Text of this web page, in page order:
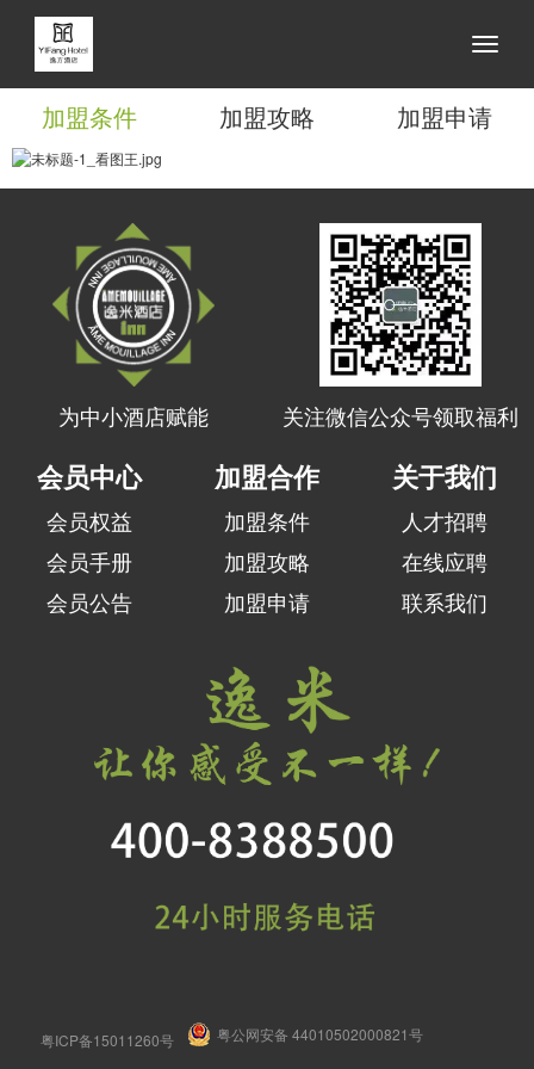
加盟条件 加盟攻略 加盟申请
为中小酒店赋能 关注微信公众号领取福利
会员中心
会员权益
会员手册
会员公告
加盟合作
加盟条件
加盟攻略
加盟申请
关于我们
人才招聘
在线应聘
联系我们
粤ICP备15011260号 粤公网安备 44010502000821号